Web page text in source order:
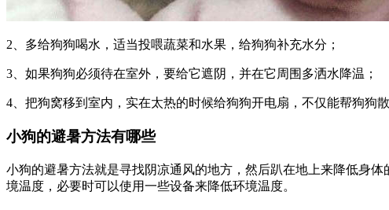
2、多给狗狗喝水，适当投喂蔬菜和水果，给狗狗补充水分；
3、如果狗狗必须待在室外，要给它遮阴，并在它周围多洒水降温；
4、把狗窝移到室内，实在太热的时候给狗狗开电扇，不仅能帮狗狗散
小狗的避暑方法有哪些
小狗的避暑方法就是寻找阴凉通风的地方，然后趴在地上来降低身
境温度，必要时可以使用一些设备来降低环境温度。